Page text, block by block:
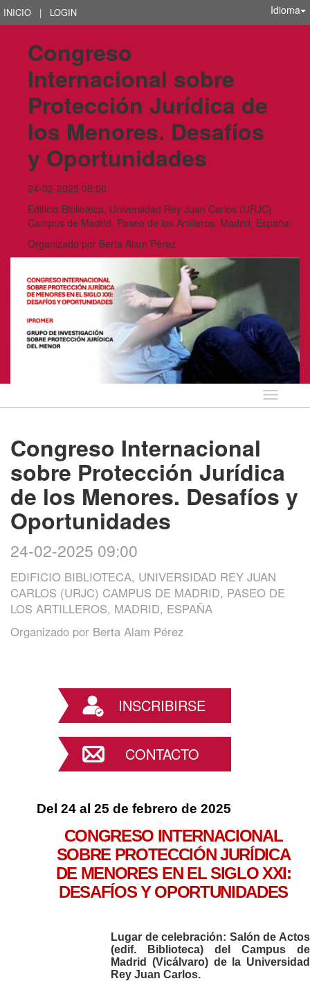
INICIO | LOGIN Idioma
Congreso
Internacional sobre
Protección Jurídica de
los Menores. Desafíos
y Oportunidades
24-02-2025 09:00
Edificio Biblioteca, Universidad Rey Juan Carlos (URJC)
Campus de Madrid, Paseo de los Artilleros, Madrid, España
Organizado por Berta Alam Pérez
Idioma
Congreso Internacional
sobre Protección Jurídica
de los Menores. Desafíos y
Oportunidades
24-02-2025 09:00
EDIFICIO BIBLIOTECA, UNIVERSIDAD REY JUAN
CARLOS (URJC) CAMPUS DE MADRID, PASEO DE
LOS ARTILLEROS, MADRID, ESPAÑA
Organizado por Berta Alam Pérez
INSCRIBIRSE
CONTACTO
Del 24 al 25 de febrero de 2025
CONGRESO INTERNACIONAL
SOBRE PROTECCIÓN JURÍDICA
DE MENORES EN EL SIGLO XXI:
DESAFÍOS Y OPORTUNIDADES
Lugar de celebración: Salón de Actos
(edif. Biblioteca) del Campus de
Madrid (Vicálvaro) de la Universidad
Rey Juan Carlos.